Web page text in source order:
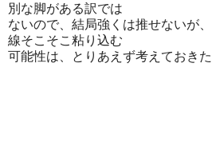
別な脚がある訳では
ないので、結局強くは推せないが
線そこそこ粘り込む
可能性は、とりあえず考えておきた